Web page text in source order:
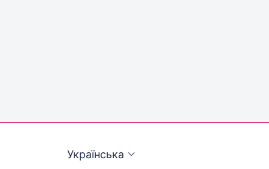
Українська